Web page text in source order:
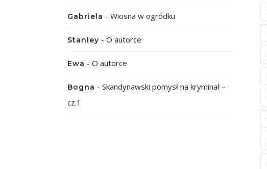
Gabriela - Wiosna w ogródku
Stanley - O autorce
Ewa - O autorce
Bogna - Skandynawski pomysł na kryminał –
cz.1